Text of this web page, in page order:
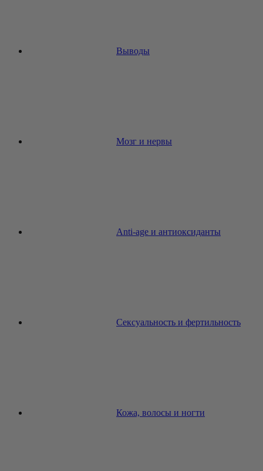
Выводы
Мозг и нервы
Anti-age и антиоксиданты
Сексуальность и фертильность
Кожа, волосы и ногти